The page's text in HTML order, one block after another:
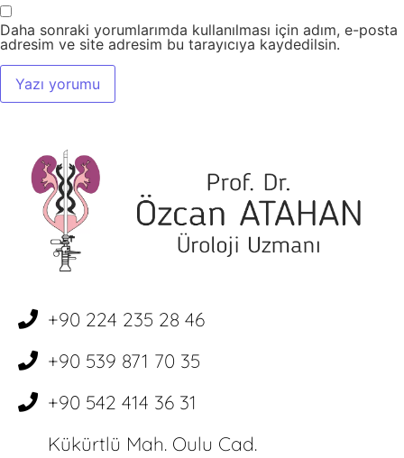
Daha sonraki yorumlarımda kullanılması için adım, e-posta
adresim ve site adresim bu tarayıcıya kaydedilsin.
+90 224 235 28 46
+90 539 871 70 35
+90 542 414 36 31
Kükürtlü Mah. Oulu Cad.